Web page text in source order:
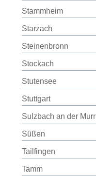
Stammheim
Starzach
Steinenbronn
Stockach
Stutensee
Stuttgart
Sulzbach an der Murr
Süßen
Tailfingen
Tamm